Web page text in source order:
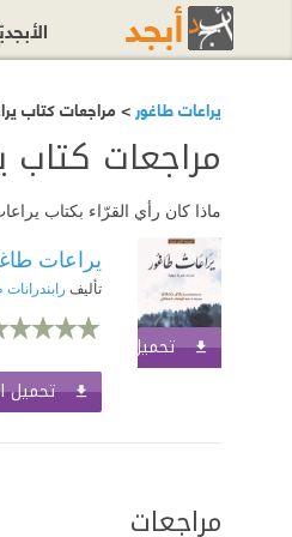
يراعات طاغور> مراجعات كتاب
مراجعات كتاب
ماذا كان رأي القرّاء بكتاب
تحميل الكتاب اشترك
يراعات
تأليف
تحميل
مراجعات